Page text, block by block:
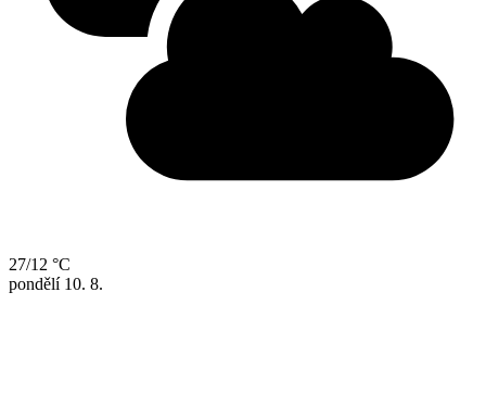
27/12 °C
pondělí 10. 8.